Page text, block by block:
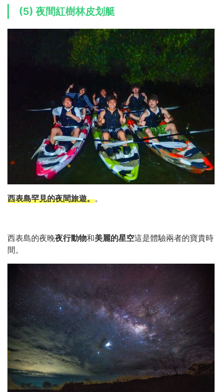
(5) 夜間紅樹林皮划艇
西表島罕見的夜間旅遊。。
西表島的夜晚夜行動物和美麗的星空這是體驗兩者的寶貴時
間。